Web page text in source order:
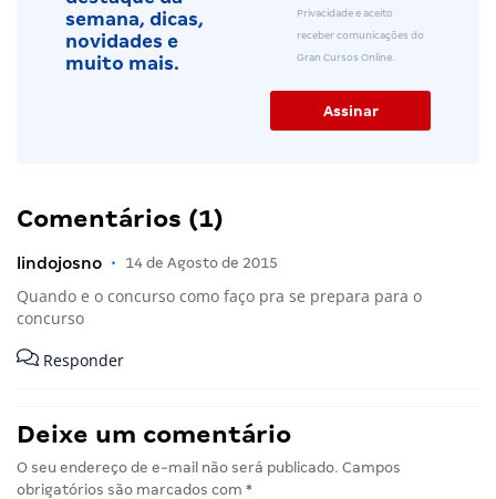
semana, dicas,
novidades e
muito mais.
Privacidade e aceito
receber comunicações do
Gran Cursos Online.
Comentários (1)
lindojosno • 14 de Agosto de 2015
Quando e o concurso como faço pra se prepara para o
concurso
Responder
Deixe um comentário
O seu endereço de e-mail não será publicado. Campos
obrigatórios são marcados com *